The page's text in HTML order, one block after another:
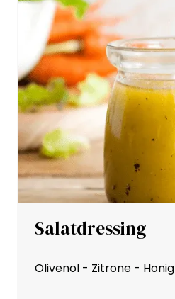
Salatdressing
Olivenöl - Zitrone - Honig